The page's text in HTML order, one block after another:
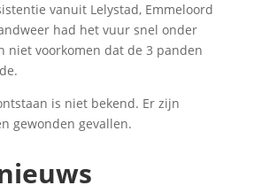
vanuit Lelystad, Emmeloord
had het vuur snel onder
niet voorkomen dat de 3 panden
is niet bekend. Er zijn
gewonden gevallen.